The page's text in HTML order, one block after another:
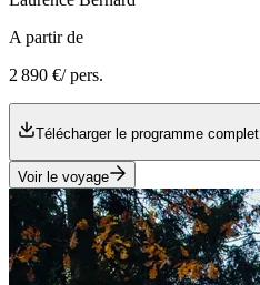
A partir de
2 890 €/ pers.
Télécharger le programme complet
Voir le voyage